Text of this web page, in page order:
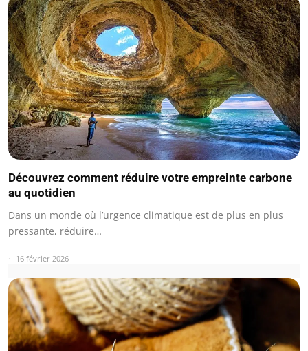
Découvrez comment réduire votre empreinte carbone
au quotidien
Dans un monde où l’urgence climatique est de plus en plus
pressante, réduire…
16 février 2026